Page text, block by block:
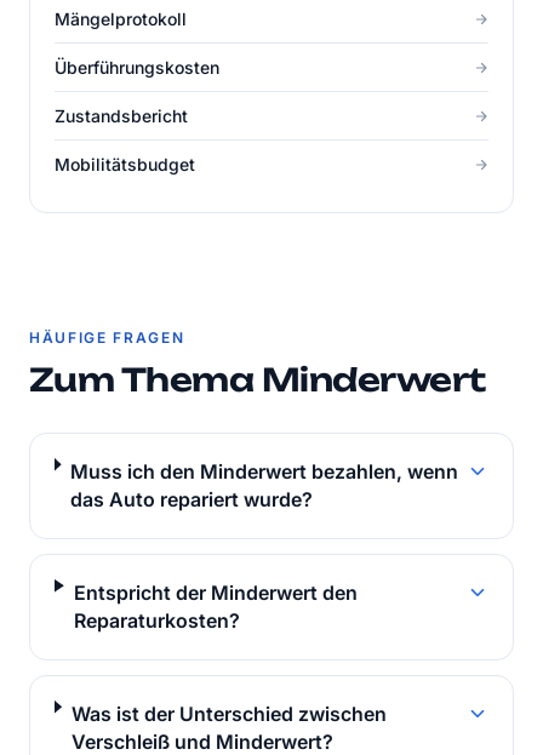
Mängelprotokoll
Überführungskosten
Zustandsbericht
Mobilitätsbudget
HÄUFIGE FRAGEN
Zum Thema Minderwert
Muss ich den Minderwert bezahlen, wenn
das Auto repariert wurde?
Entspricht der Minderwert den
Reparaturkosten?
Was ist der Unterschied zwischen
Verschleiß und Minderwert?